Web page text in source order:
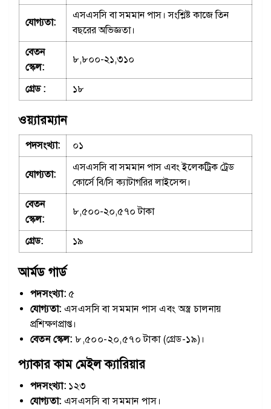
যোগ্যতা:
এসএসসি বা সমমান পাস। সংশ্লিষ্ট কাজে তিন
বছরের অভিজ্ঞতা।
বেতন
স্কেল:
৮,৮০০-২১,৩১০
গ্রেড : ১৮
ওয়্যারম্যান
পদসংখ্যা: ০১
যোগ্যতা:
এসএসসি বা সমমান পাস এবং ইলেকট্রিক ট্রেড
কোর্সে বি/সি ক্যাটাগরির লাইসেন্স।
বেতন
স্কেল:
৮,৫০০-২০,৫৭০ টাকা
গ্রেড: ১৯
আর্মড গার্ড
পদসংখ্যা:৫
যোগ্যতা: এসএসসি বা সমমান পাস এবং অস্ত্র চালনায়
প্রশিক্ষণপ্রাপ্ত।
বেতন স্কেল: ৮,৫০০-২০,৫৭০ টাকা (গ্রেড-১৯)।
প্যাকার কাম মেইল ক্যারিয়ার
পদসংখ্যা: ১২৩
যোগ্যতা: এসএসসি বা সমমান পাস।